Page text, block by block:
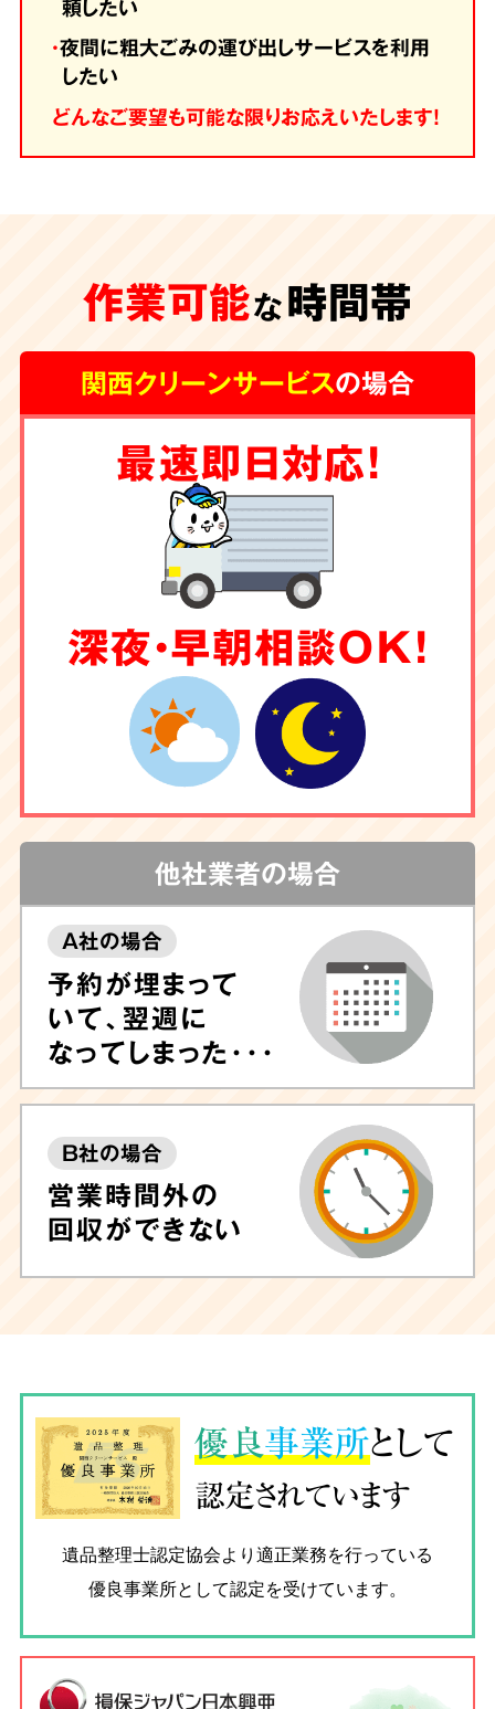
頼したい
・夜間に粗大ごみの運び出しサービスを利用
したい
どんなご要望も可能な限りお応えいたします！
作業可能な時間帯
関西クリーンサービスの場合
最速即日対応！
深夜・早朝相談OK！
他社業者の場合
A社の場合
予約が埋まって
いて、翌週に
なってしまった･･･
B社の場合
営業時間外の
回収ができない
優良事業所として
認定されています
遺品整理士認定協会より適正業務を行っている
優良事業所として認定を受けています。